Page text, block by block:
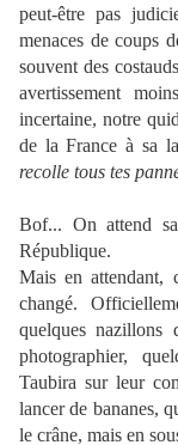
peut-être pas
menaces de coups
souvent des
avertissement
incertaine, notre
de la France à sa
recolle tous tes
Bof... On attend
République.
Mais en attendant,
changé.
quelques nazillons
photographier,
Taubira sur leur
lancer de bananes,
le crâne, mais en